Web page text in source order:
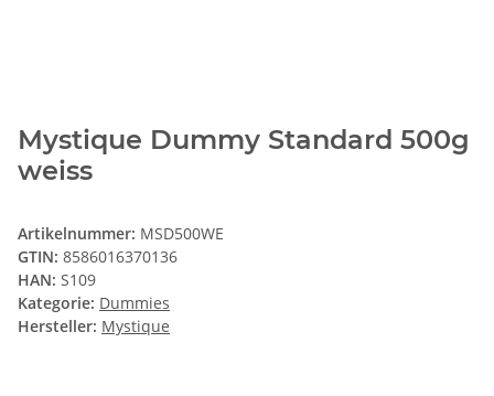
Mystique Dummy Standard 500g
weiss
Artikelnummer: MSD500WE
GTIN: 8586016370136
HAN: S109
Kategorie: Dummies
Hersteller: Mystique